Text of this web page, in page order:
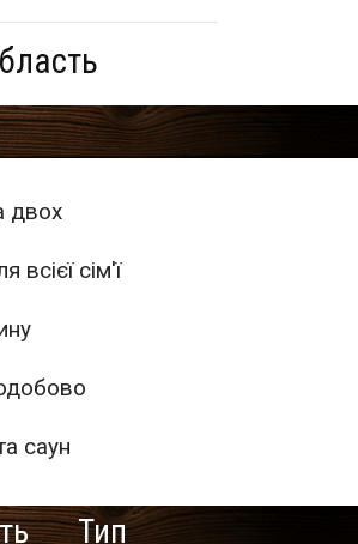
двох
всієї сім'ї
саун
Тип